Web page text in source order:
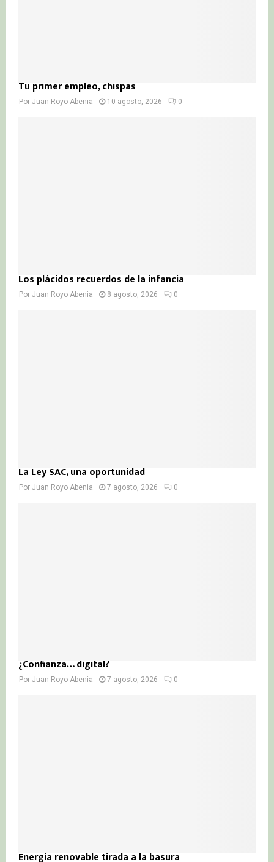
Tu primer empleo, chispas
Por Juan Royo Abenia 10 agosto, 2026 0
Los plácidos recuerdos de la infancia
Por Juan Royo Abenia 8 agosto, 2026 0
La Ley SAC, una oportunidad
Por Juan Royo Abenia 7 agosto, 2026 0
¿Confianza… digital?
Por Juan Royo Abenia 7 agosto, 2026 0
Energía renovable tirada a la basura